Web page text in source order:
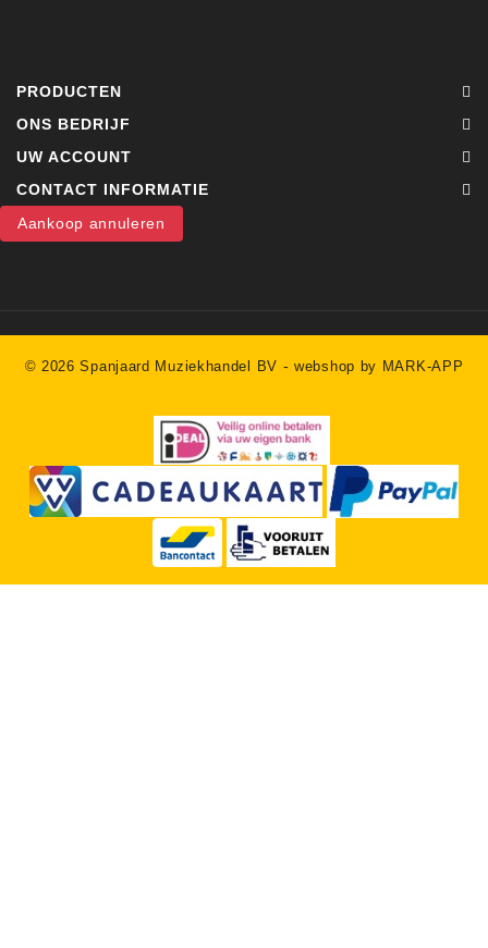
PRODUCTEN
ONS BEDRIJF
UW ACCOUNT
CONTACT INFORMATIE
Aankoop annuleren
© 2026 Spanjaard Muziekhandel BV -webshop by MARK-APP